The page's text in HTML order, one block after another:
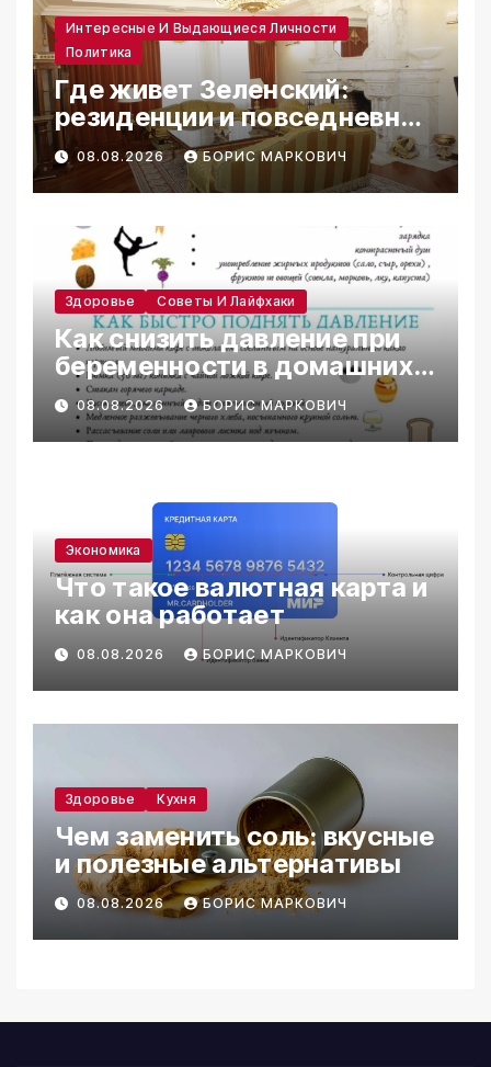
Интересные И Выдающиеся Личности
Политика
Где живет Зеленский:
резиденции и повседневная
жизнь
08.08.2026 БОРИС МАРКОВИЧ
Здоровье Советы И Лайфхаки
Как снизить давление при
беременности в домашних
условиях
08.08.2026 БОРИС МАРКОВИЧ
Экономика
Что такое валютная карта и
как она работает
08.08.2026 БОРИС МАРКОВИЧ
Здоровье Кухня
Чем заменить соль: вкусные
и полезные альтернативы
08.08.2026 БОРИС МАРКОВИЧ